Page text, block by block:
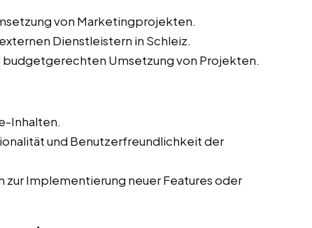
von Marketingprojekten.
Dienstleistern in Schleiz.
Umsetzung von Projekten.
Inhalten.
und Benutzerfreundlichkeit der
Implementierung neuer Features oder